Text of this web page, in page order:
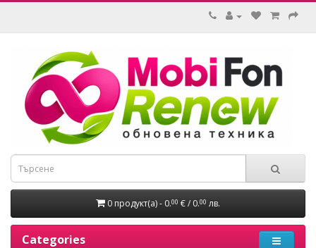
0 продукт(а) - 0.00 € / 0.00 лв.
Categories